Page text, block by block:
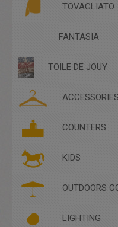
TOVAGLIATO
FANTASIA
TOILE DE JOUY
ACCESSORIES
ACCESSORIES
COMPLEMENTARY
DISHES
PLEXIGLASS
COUNTERS
KIDS
OUTDOORS
LIGHTING